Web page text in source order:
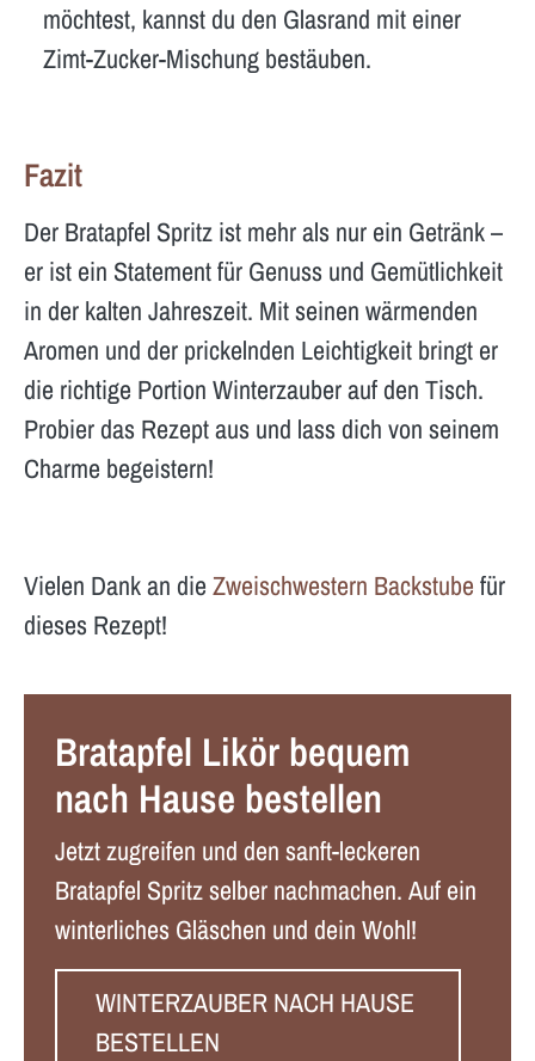
möchtest, kannst du den Glasrand mit einer
Zimt-Zucker-Mischung bestäuben.
Fazit
Der Bratapfel Spritz ist mehr als nur ein Getränk –
er ist ein Statement für Genuss und Gemütlichkeit
in der kalten Jahreszeit. Mit seinen wärmenden
Aromen und der prickelnden Leichtigkeit bringt er
die richtige Portion Winterzauber auf den Tisch.
Probier das Rezept aus und lass dich von seinem
Charme begeistern!
Vielen Dank an die Zweischwestern Backstube für
dieses Rezept!
Bratapfel Likör bequem
nach Hause bestellen
Jetzt zugreifen und den sanft-leckeren
Bratapfel Spritz selber nachmachen. Auf ein
winterliches Gläschen und dein Wohl!
WINTERZAUBER NACH HAUSE
BESTELLEN